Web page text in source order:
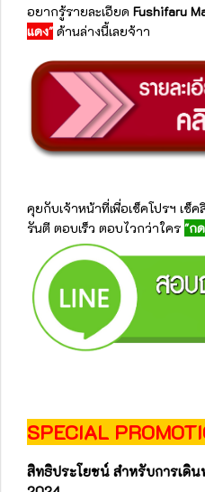
อยากรู้รายละเอียด Fushifaru
แดง" ด้านล่างนี้เลยจ้าา
คุยกับเจ้าหน้าที่เพื่อเช็คโปรฯ เช็
รันตี ตอบเร็ว ตอบไวกว่าใคร "ก
SPECIAL
สิทธิประโยชน์ สำหรับการเดิน